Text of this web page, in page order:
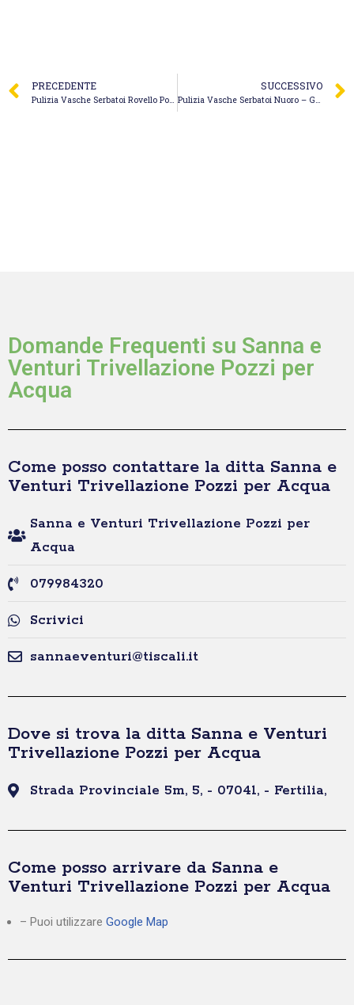
PRECEDENTE
Pulizia Vasche Serbatoi Rovello Porro – Spurgo Carnelli Alessandro
SUCCESSIVO
Pulizia Vasche Serbatoi Nuoro – Giansa 04 di Delrio Gian Luca Costantino
Domande Frequenti su Sanna e
Venturi Trivellazione Pozzi per
Acqua
Come posso contattare la ditta Sanna e
Venturi Trivellazione Pozzi per Acqua
Sanna e Venturi Trivellazione Pozzi per
Acqua
079984320
Scrivici
sannaeventuri@tiscali.it
Dove si trova la ditta Sanna e Venturi
Trivellazione Pozzi per Acqua
Strada Provinciale 5m, 5, - 07041, - Fertilia,
Come posso arrivare da Sanna e
Venturi Trivellazione Pozzi per Acqua
– Puoi utilizzare Google Map